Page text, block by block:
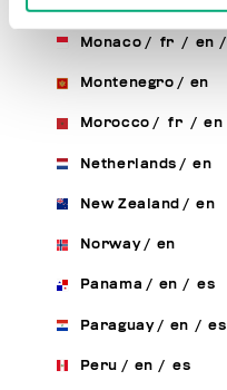
Monaco / fr / en /
Montenegro / en
Morocco / fr / en
Netherlands / en
New Zealand / en
Norway / en
Panama / en / es
Paraguay / en / es
Peru / en / es